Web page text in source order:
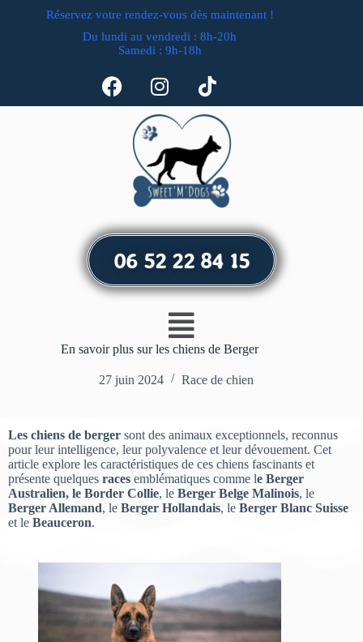
Réservez votre rendez-vous dès maintenant !
Du lundi au vendredi : 8h-20h
Samedi : 9h-18h
06 52 22 84 15
En savoir plus sur les chiens de Berger
27 juin 2024 Race de chien
Les chiens de berger sont des animaux exceptionnels, reconnus
pour leur intelligence, leur polyvalence et leur dévouement. Cet
article explore les caractéristiques de ces chiens fascinants et
présente quelques races emblématiques comme le Berger
Australien, le Border Collie, le Berger Belge Malinois, le
Berger Allemand, le Berger Hollandais, le Berger Blanc Suisse
et le Beauceron.